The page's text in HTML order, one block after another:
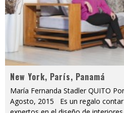
New York, París, Panamá
María Fernanda Stadler QUITO
Agosto, 2015 Es un regalo